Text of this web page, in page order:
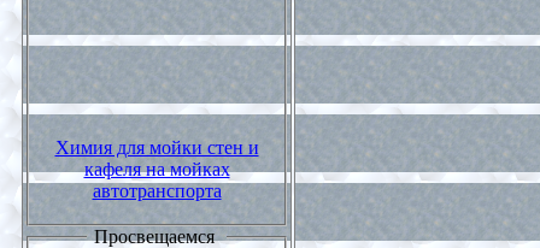
Химия для мойки стен и
кафеля на мойках
автотранспорта
Просвещаемся